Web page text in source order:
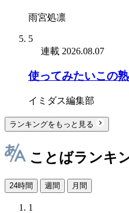
雨宮処凛
5
連載 2026.08.07
使ってみたいこの
イミダス編集部
ランキングをもっと見る
ことばランキ
24時間 週間 月間
1